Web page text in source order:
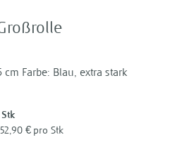
cm Farbe: Blau, extra stark
52,90 € pro Stk